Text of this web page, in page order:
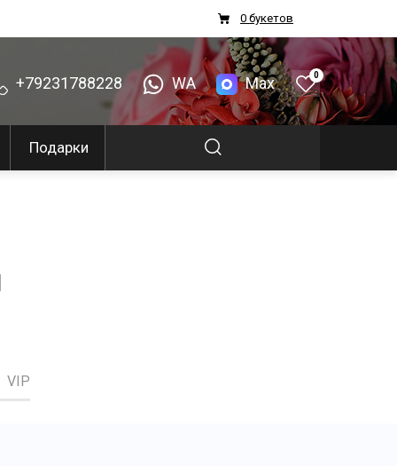
0 букетов
+79231788228 WA Max 0
Подарки
VIP